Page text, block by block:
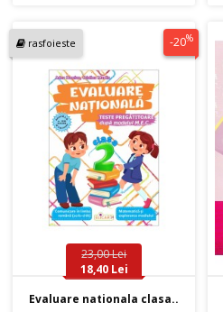
rasfoieste -20%
23,00 Lei
18,40 Lei
Evaluare nationala clasa..